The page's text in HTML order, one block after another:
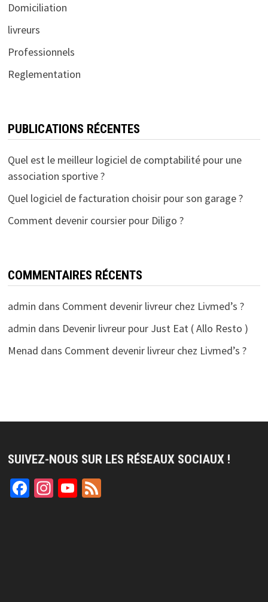
Domiciliation
livreurs
Professionnels
Reglementation
PUBLICATIONS RÉCENTES
Quel est le meilleur logiciel de comptabilité pour une
association sportive ?
Quel logiciel de facturation choisir pour son garage ?
Comment devenir coursier pour Diligo ?
COMMENTAIRES RÉCENTS
admin dans Comment devenir livreur chez Livmed’s ?
admin dans Devenir livreur pour Just Eat ( Allo Resto )
Menad dans Comment devenir livreur chez Livmed’s ?
SUIVEZ-NOUS SUR LES RÉSEAUX SOCIAUX !
Facebook
Instagram
YouTube
Feed